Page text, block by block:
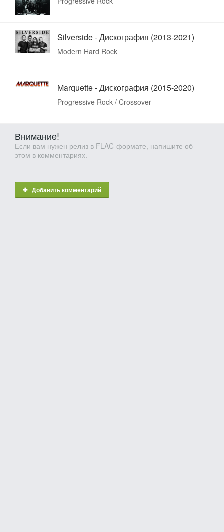
Silverside - Дискография (2013-2021)
Modern Hard Rock
Marquette - Дискография (2015-2020)
Progressive Rock / Crossover
Внимание!
Если вам нужен релиз в FLAC-формате, напишите об
этом в комментариях.
Добавить комментарий